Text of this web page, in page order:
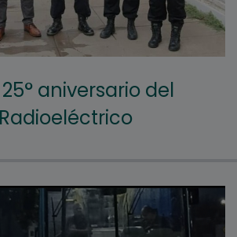
aniversario del